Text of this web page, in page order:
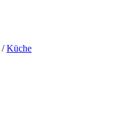
/Küche